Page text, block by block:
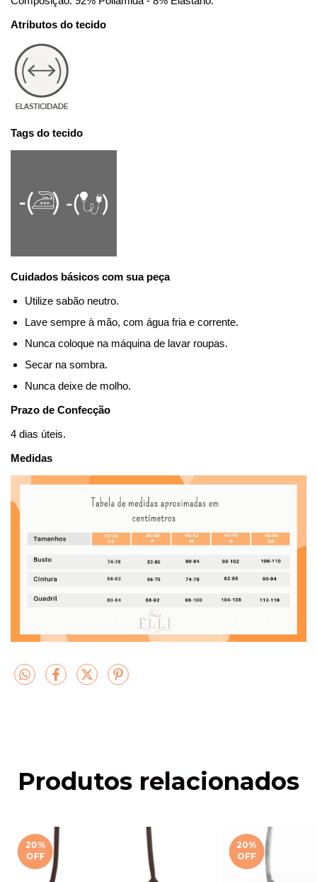
Atributos do tecido
Tags do tecido
Cuidados básicos com sua peça
Utilize sabão neutro.
Lave sempre à mão, com água fria e corrente.
Nunca coloque na máquina de lavar roupas.
Secar na sombra.
Nunca deixe de molho.
Prazo de Confecção
4 dias úteis.
Medidas
Produtos relacionados
20%
OFF
20%
OFF